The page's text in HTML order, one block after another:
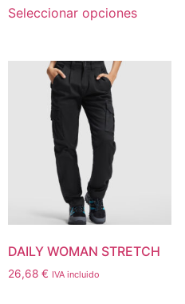
Seleccionar opciones
DAILY WOMAN STRETCH
26,68 € IVA incluido